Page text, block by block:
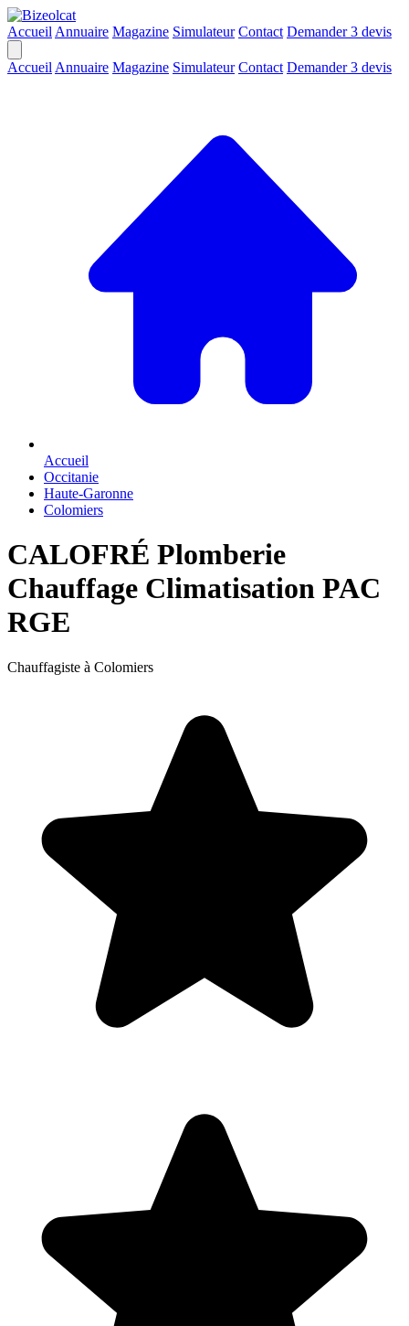
Accueil Annuaire Magazine Simulateur Contact Demander 3 devis
Accueil Annuaire Magazine Simulateur Contact Demander 3 devis
Accueil
Occitanie
Haute-Garonne
Colomiers
CALOFRÉ Plomberie
Chauffage Climatisation PAC
RGE
Chauffagiste à Colomiers